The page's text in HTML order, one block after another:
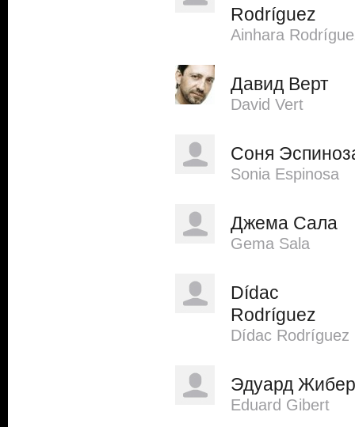
Rodríguez
Ainhara
Давид Верт
David Vert
Соня
Sonia Espinosa
Джема Сала
Gema Sala
Dídac
Rodríguez
Dídac Rodríguez
Эдуард Жибер
Eduard Gibert